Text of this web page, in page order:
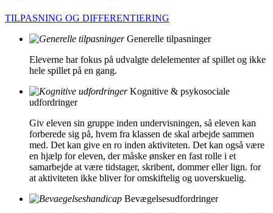
TILPASNING OG DIFFERENTIERING
Generelle tilpasninger
Eleverne har fokus på udvalgte delelementer af spillet og ikke
hele spillet på en gang.
Kognitive & psykosociale
udfordringer
Giv eleven sin gruppe inden undervisningen, så eleven kan
forberede sig på, hvem fra klassen de skal arbejde sammen
med. Det kan give en ro inden aktiviteten. Det kan også være
en hjælp for eleven, der måske ønsker en fast rolle i et
samarbejde at være tidstager, skribent, dommer eller lign. for
at aktiviteten ikke bliver for omskiftelig og uoverskuelig.
Bevægelsesudfordringer